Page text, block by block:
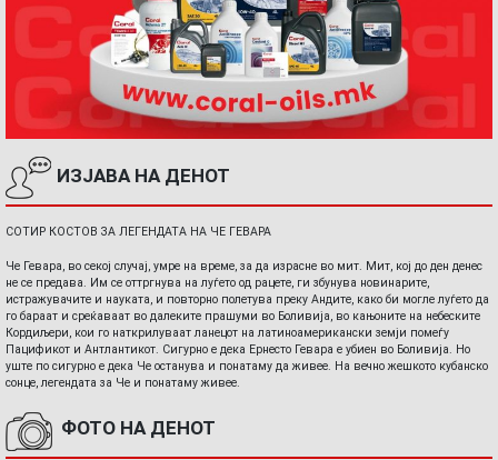
ИЗЈАВА НА ДЕНОТ
СОТИР КОСТОВ ЗА ЛЕГЕНДАТА НА ЧЕ ГЕВАРА
Че Гевара, во секој случај, умре на време, за да израсне во мит. Мит, кој до ден денес
не се предава. Им се оттргнува на луѓето од рацете, ги збунува новинарите,
истражувачите и науката, и повторно полетува преку Андите, како би могле луѓето да
го бараат и среќаваат во далеките прашуми во Боливија, во кањоните на небеските
Кордиљери, кои го наткрилуваат ланецот на латиноамерикански земји помеѓу
Пацификот и Антлантикот. Сигурно е дека Ернесто Гевара е убиен во Боливија. Но
уште по сигурно е дека Че останува и понатаму да живее. На вечно жешкото кубанско
сонце, легендата за Че и понатаму живее.
ФОТО НА ДЕНОТ